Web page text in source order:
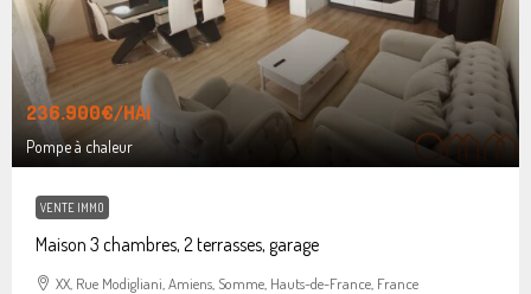
236.900€/HAI
Pompe à chaleur
VENTE IMMO
Maison 3 chambres, 2 terrasses, garage
XX, Rue Modigliani, Amiens, Somme, Hauts-de-France, France